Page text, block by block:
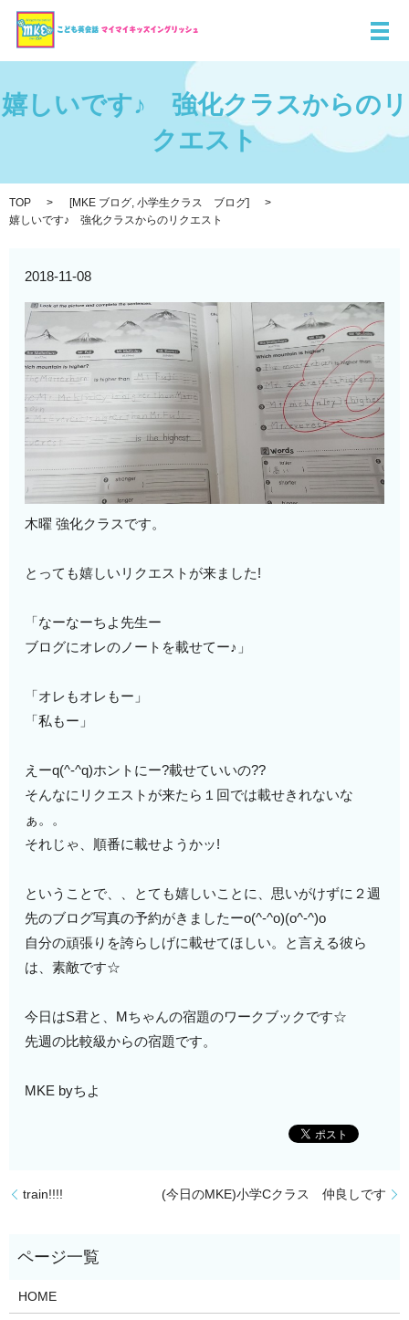
メ
嬉しいです♪ 強化クラスからのリ
クエスト
TOP [MKE ブログ, 小学生クラス ブログ]
嬉しいです♪ 強化クラスからのリクエスト
2018-11-08
木曜 強化クラスです。
とっても嬉しいリクエストが来ました!
「なーなーちよ先生ー
ブログにオレのノートを載せてー♪」
「オレもオレもー」
「私もー」
えーq(^-^q)ホントにー?載せていいの??
そんなにリクエストが来たら１回では載せきれないな
ぁ。。
それじゃ、 順番に載せようかッ!
ということで、、とても嬉しいことに、思いがけずに２週
先のブログ写真の予約がきましたーo(^-^o)(o^-^)o
自分の頑張りを誇らしげに載せてほしい。と言える彼ら
は、素敵です☆
今日はS君と、Mちゃんの宿題のワークブックです☆
先週の比較級からの宿題です。
MKE byちよ
train!!!! (今日のMKE)小学Cクラス 仲良しです
HOME